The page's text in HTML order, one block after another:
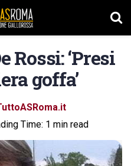
Rossi: ‘Presi
goffa’
Time: 1 min read